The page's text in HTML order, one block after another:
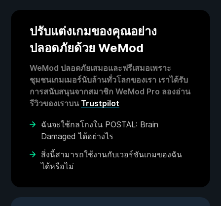
ปรับแต่งเกมของคุณอย่าง
ปลอดภัยด้วย WeMod
WeMod ปลอดภัยเสมอและฟรีเสมอเพราะ
ชุมชนเกมเมอร์นับล้านทั่วโลกของเรา เราได้รับ
การสนับสนุนจากสมาชิก WeMod Pro ลองอ่าน
รีวิวของเราบน Trustpilot
ฉันจะใช้กลโกงใน POSTAL: Brain
Damaged ได้อย่างไร
สิ่งนี้สามารถใช้งานกับเวอร์ชันเกมของฉัน
ได้หรือไม่